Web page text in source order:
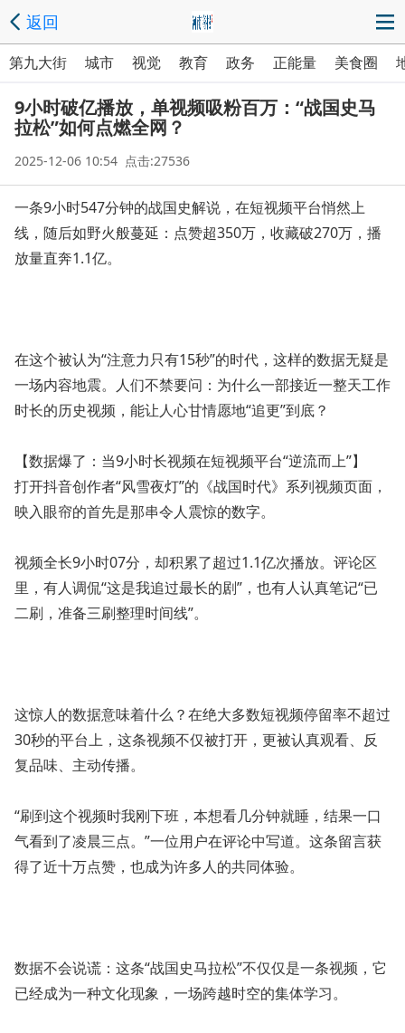
返回
第九大街 城市 视觉 教育 政务 正能量 美食圈
9小时破亿播放，单视频吸粉百万：“战国史马
拉松”如何点燃全网？
2025-12-06 10:54 点击:27536
一条9小时547分钟的战国史解说，在短视频平台悄然上
线，随后如野火般蔓延：点赞超350万，收藏破270万，播
放量直奔1.1亿。
在这个被认为“注意力只有15秒”的时代，这样的数据无疑是
一场内容地震。人们不禁要问：为什么一部接近一整天工作
时长的历史视频，能让人心甘情愿地“追更”到底？
【数据爆了：当9小时长视频在短视频平台“逆流而上”】
打开抖音创作者“风雪夜灯”的《战国时代》系列视频页面，
映入眼帘的首先是那串令人震惊的数字。
视频全长9小时07分，却积累了超过1.1亿次播放。评论区
里，有人调侃“这是我追过最长的剧”，也有人认真笔记“已
二刷，准备三刷整理时间线”。
这惊人的数据意味着什么？在绝大多数短视频停留率不超过
30秒的平台上，这条视频不仅被打开，更被认真观看、反
复品味、主动传播。
“刷到这个视频时我刚下班，本想看几分钟就睡，结果一口
气看到了凌晨三点。”一位用户在评论中写道。这条留言获
得了近十万点赞，也成为许多人的共同体验。
数据不会说谎：这条“战国史马拉松”不仅仅是一条视频，它
已经成为一种文化现象，一场跨越时空的集体学习。